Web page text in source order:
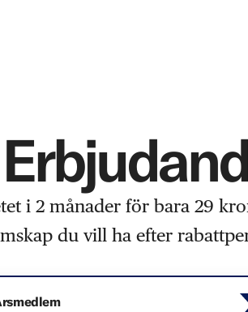
i 2 månader för bara 29
du vill ha efter